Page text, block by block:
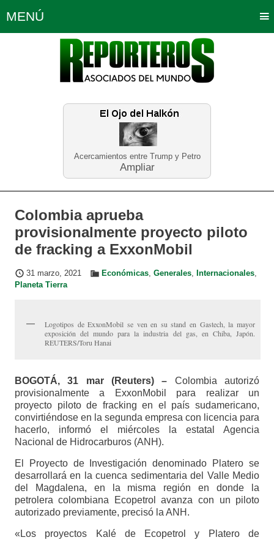
Acercamientos entre Trump y Petro
Ampliar
MENÚ
Política Opinión Bogotá
Planeta Tierra Deportes
Educación Neira
Colombia aprueba
provisionalmente proyecto piloto
de fracking a ExxonMobil
31 marzo, 2021 Económicas, Generales, Internacionales,
Planeta Tierra
Logotipos de ExxonMobil se ven en su stand en Gastech, la mayor
exposición del mundo para la industria del gas, en Chiba, Japón.
REUTERS/Toru Hanai
BOGOTÁ, 31 mar (Reuters) – Colombia autorizó
provisionalmente a ExxonMobil para realizar un
proyecto piloto de fracking en el país sudamericano,
convirtiéndose en la segunda empresa con licencia para
hacerlo, informó el miércoles la estatal Agencia
Nacional de Hidrocarburos (ANH).
El Proyecto de Investigación denominado Platero se
desarrollará en la cuenca sedimentaria del Valle Medio
del Magdalena, en la misma región en donde la
petrolera colombiana Ecopetrol avanza con un piloto
autorizado previamente, precisó la ANH.
«Los proyectos Kalé de Ecopetrol y Platero de